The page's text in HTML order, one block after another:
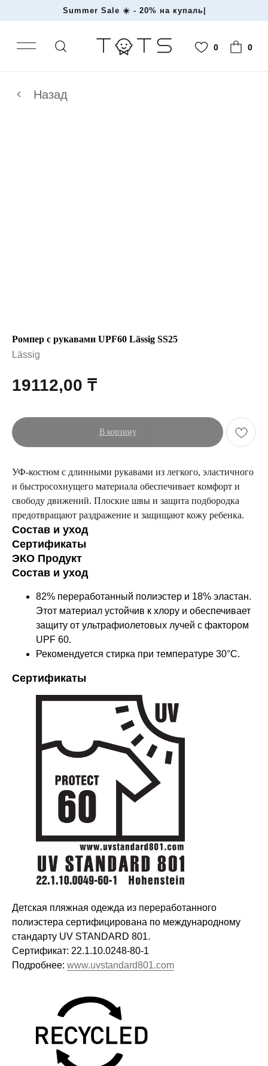
Summer Sale ☀️ - 20% на ку|
Ромпер с рукавами UPF60 Lässig SS25
Lässig
19112,00 ₸
В корзину
УФ-костюм с длинными рукавами из легкого, эластичного
и быстросохнущего материала обеспечивает комфорт и
свободу движений. Плоские швы и защита подбородка
предотвращают раздражение и защищают кожу ребенка.
Состав и уход
Сертификаты
ЭКО Продукт
Состав и уход
82% переработанный полиэстер и 18% эластан.
Этот материал устойчив к хлору и обеспечивает
защиту от ультрафиолетовых лучей с фактором
UPF 60.
Рекомендуется стирка при температуре 30°C.
Сертификаты
Детская пляжная одежда из переработанного
полиэстера сертифицирована по международному
стандарту UV STANDARD 801.
Сертификат: 22.1.10.0248-80-1
Подробнее: www.uvstandard801.com
Оставайтесь в курсе новостей и
узнавайте первыми о наших